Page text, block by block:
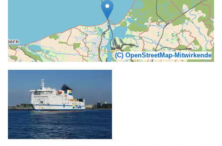
(C) OpenStreetMap-Mitwirkende